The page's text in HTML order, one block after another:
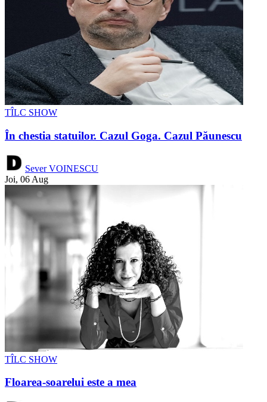
TÎLC SHOW
În chestia statuilor. Cazul Goga. Cazul Păunescu
Sever VOINESCU
Joi, 06 Aug
TÎLC SHOW
Floarea-soarelui este a mea